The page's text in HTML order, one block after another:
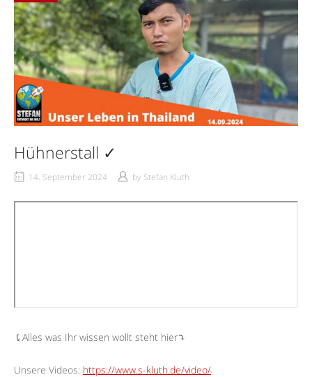
Hühnerstall ✓
14. September 2024 by Stefan Kluth
⤹Alles was Ihr wissen wollt steht hier⤵︎
Unsere Videos: https://www.s-kluth.de/video/